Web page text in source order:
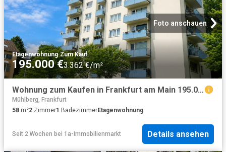
Foto anschauen
Etagenwohnung·Zum Kauf
195.000 €3.362 €/m²
Wohnung zum Kaufen in Frankfurt am Main 195.000,00 EUR 58.64 m²
Mühlberg, Frankfurt
58 m²2 Zimmer1 BadezimmerEtagenwohnung
Seit 2 Wochen bei 1a-Immobilienmarkt Details ansehen